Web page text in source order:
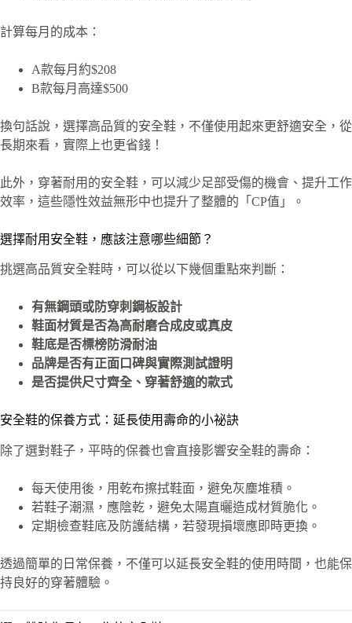
計算每月的成本：
A款每月約$208
B款每月高達$500
換句話說，選擇高品質的安全鞋，不僅使用起來更舒適安全，從
長期來看，實際上也更省錢！
此外，穿著耐用的安全鞋，可以減少足部受傷的機會、提升工作
效率，這些隱性效益無形中也提升了整體的「CP值」。
選擇耐用安全鞋，應該注意哪些細節？
挑選高品質安全鞋時，可以從以下幾個重點來判斷：
有無鋼頭或防穿刺鋼板設計
鞋面材質是否為高耐磨合成皮或真皮
鞋底是否標榜防滑耐油
品牌是否有正面口碑與實際測試證明
是否提供尺寸齊全、穿著舒適的款式
安全鞋的保養方式：延長使用壽命的小祕訣
除了選對鞋子，平時的保養也會直接影響安全鞋的壽命：
每天使用後，用乾布擦拭鞋面，避免灰塵堆積。
若鞋子潮濕，應陰乾，避免太陽直曬造成材質脆化。
定期檢查鞋底及防護結構，若發現損壞應即時更換。
透過簡單的日常保養，不僅可以延長安全鞋的使用時間，也能保
持良好的穿著體驗。